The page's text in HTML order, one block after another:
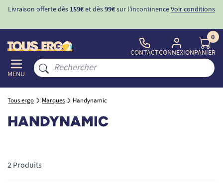
Livraison offerte dès 159€et dès99€sur l'incontinenceVoir conditions
MENU
CONTACTCONNEXION
0
PANIER
Tous ergo Marques Handynamic
HANDYNAMIC
2 Produits